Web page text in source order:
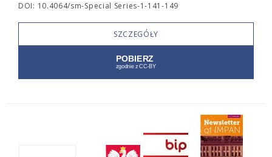
DOI: 10.4064/sm-Special Series-1-141-149
SZCZEGÓŁY